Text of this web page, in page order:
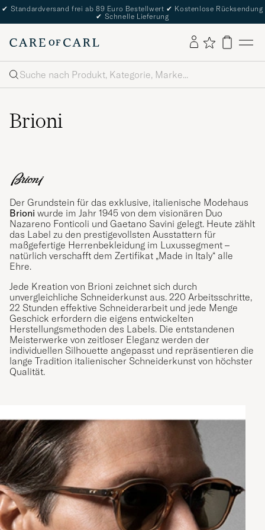
✔ Standardversand frei ab 89 Euro Bestellwert ✔ Kostenlose Rücksendung
✔ Schnelle Lieferung
Suche
Brioni
Der Grundstein für das exklusive, italienische Modehaus
Brioni wurde im Jahr 1945 von dem visionären Duo
Nazareno Fonticoli und Gaetano Savini gelegt. Heute zählt
das Label zu den prestigevollsten Ausstattern für
maßgefertige Herrenbekleidung im Luxussegment –
natürlich verschafft dem Zertifikat „Made in Italy“ alle
Ehre.
Jede Kreation von Brioni zeichnet sich durch
unvergleichliche Schneiderkunst aus. 220 Arbeitsschritte,
22 Stunden effektive Schneiderarbeit und jede Menge
Geschick erfordern die eigens entwickelten
Herstellungsmethoden des Labels. Die entstandenen
Meisterwerke von zeitloser Eleganz werden der
individuellen Silhouette angepasst und repräsentieren die
lange Tradition italienischer Schneiderkunst von höchster
Qualität.